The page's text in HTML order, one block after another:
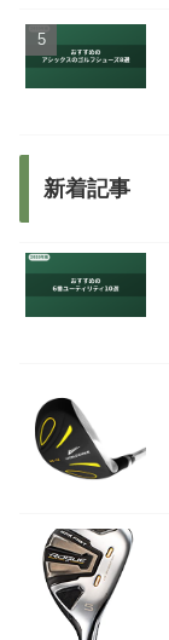
新着記事